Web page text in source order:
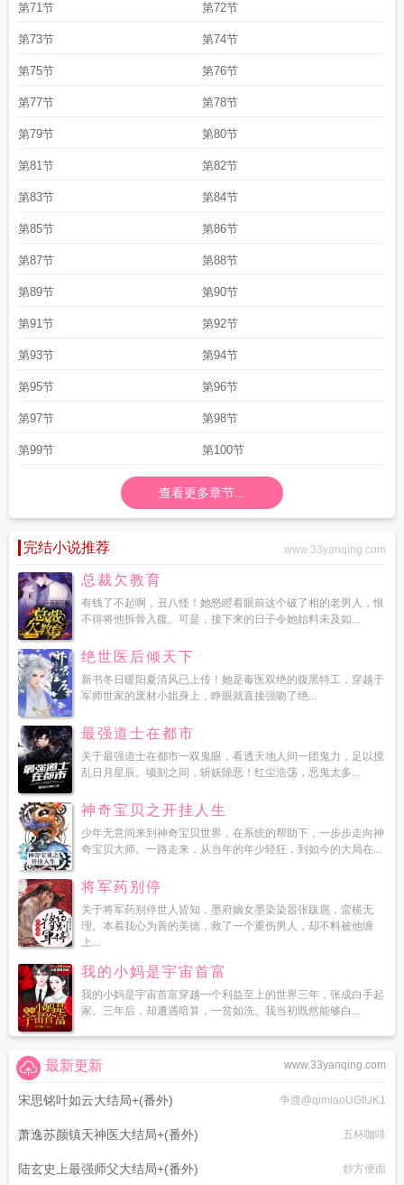
第71节 第72节
第73节 第74节
第75节 第76节
第77节 第78节
第79节 第80节
第81节 第82节
第83节 第84节
第85节 第86节
第87节 第88节
第89节 第90节
第91节 第92节
第93节 第94节
第95节 第96节
第97节 第98节
第99节 第100节
查看更多章节...
完结小说推荐 www.33yanqing.com
总裁欠教育
有钱了不起啊，丑八怪！她怒瞪着眼前这个破了相的老男人，恨
不得将他拆骨入腹。可是，接下来的日子令她始料未及如...
绝世医后倾天下
新书冬日暖阳夏清风已上传！她是毒医双绝的腹黑特工，穿越于
军师世家的废材小姐身上，睁眼就直接强吻了绝...
最强道士在都市
关于最强道士在都市一双鬼眼，看透天地人间一团鬼力，足以搅
乱日月星辰。顷刻之间，斩妖除恶！红尘浩荡，恶鬼太多...
神奇宝贝之开挂人生
少年无意间来到神奇宝贝世界，在系统的帮助下，一步步走向神
奇宝贝大师。一路走来，从当年的年少轻狂，到如今的大局在...
将军药别停
关于将军药别停世人皆知，墨府嫡女墨染染嚣张跋扈，蛮横无
理。本着我心为善的美德，救了一个重伤男人，却不料被他缠
上...
我的小妈是宇宙首富
我的小妈是宇宙首富穿越一个利益至上的世界三年，张成白手起
家。三年后，却遭遇暗算，一贫如洗。我当初既然能够白...
www.33yanqing.com
最新更新
宋思铭叶如云大结局+(番外) 争渡@qimiaoUGtUK1
萧逸苏颜镇天神医大结局+(番外) 五杯咖啡
陆玄史上最强师父大结局+(番外) 炒方便面